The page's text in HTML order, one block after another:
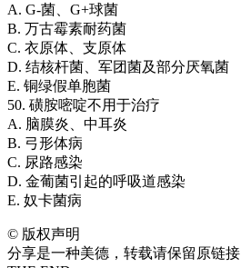
A. G-菌、G+球菌
B. 万古霉素耐药菌
C. 衣原体、支原体
D. 结核杆菌、军团菌及部分厌氧菌
E. 铜绿假单胞菌
50. 磺胺嘧啶不用于治疗
A. 脑膜炎、中耳炎
B. 弓形体病
C. 尿路感染
D. 金葡菌引起的呼吸道感染
E. 奴卡菌病
© 版权声明
分享是一种美德，转载请保留原链接